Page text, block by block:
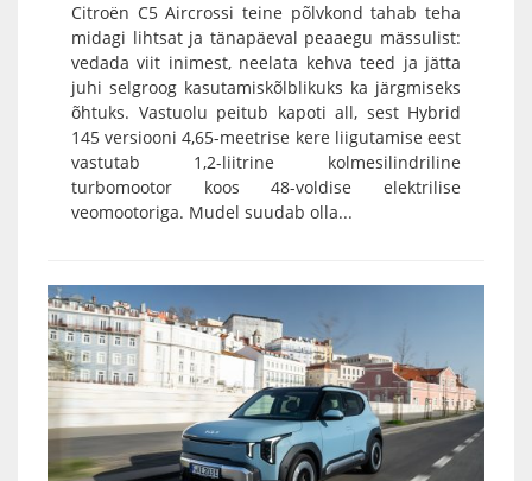
Citroën C5 Aircrossi teine põlvkond tahab teha
midagi lihtsat ja tänapäeval peaaegu mässulist:
vedada viit inimest, neelata kehva teed ja jätta
juhi selgroog kasutamiskõlblikuks ka järgmiseks
õhtuks. Vastuolu peitub kapoti all, sest Hybrid
145 versiooni 4,65-meetrise kere liigutamise eest
vastutab 1,2-liitrine kolmesilindriline
turbomootor koos 48-voldise elektrilise
veomootoriga. Mudel suudab olla...